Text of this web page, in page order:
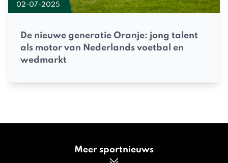
02-07-2025
De nieuwe generatie Oranje: jong talent
als motor van Nederlands voetbal en
wedmarkt
Meer sportnieuws